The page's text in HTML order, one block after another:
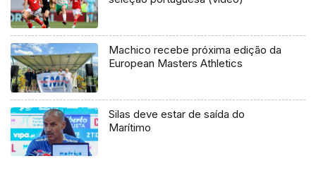
Machico recebe próxima edição da
European Masters Athletics
Silas deve estar de saída do
Marítimo